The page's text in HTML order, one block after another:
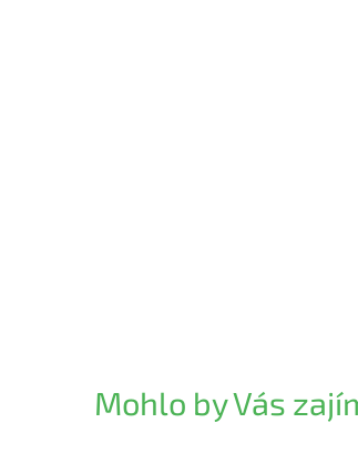
Mohlo by Vás